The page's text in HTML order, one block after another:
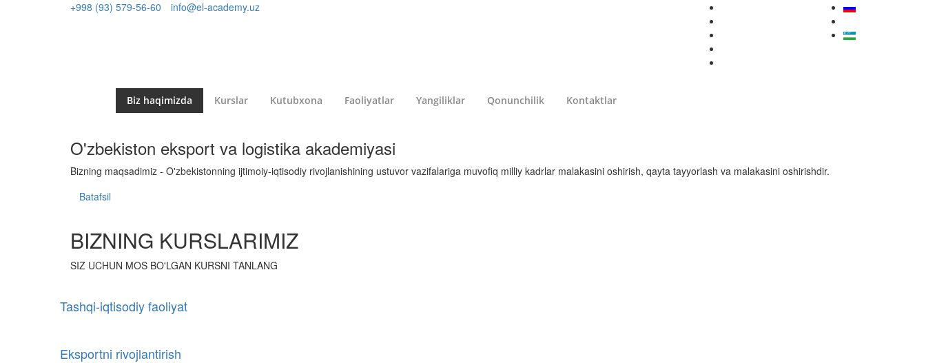
+998 (93) 579-56-60 info@el-academy.uz
Biz haqimizda Kurslar Kutubxona Faoliyatlar Yangiliklar Qonunchilik Kontaktlar
O'zbekiston eksport va logistika akademiyasi
Bizning maqsadimiz - O'zbekistonning ijtimoiy-iqtisodiy rivojlanishining ustuvor vazifalariga muvofiq milliy kadrlar malakasini oshirish, qayta tayyorlash va malakasini oshirishdir.
Batafsil
BIZNING KURSLARIMIZ
SIZ UCHUN MOS BO'LGAN KURSNI TANLANG
Tashqi-iqtisodiy faoliyat
Eksportni rivojlantirish